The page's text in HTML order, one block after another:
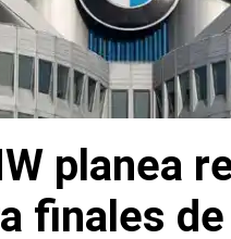
planea
finales